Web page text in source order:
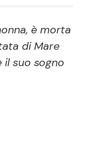
TV
Talent
è morta
di Mare
suo sogno